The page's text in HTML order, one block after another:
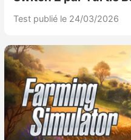
Test publié le 24/03/2026